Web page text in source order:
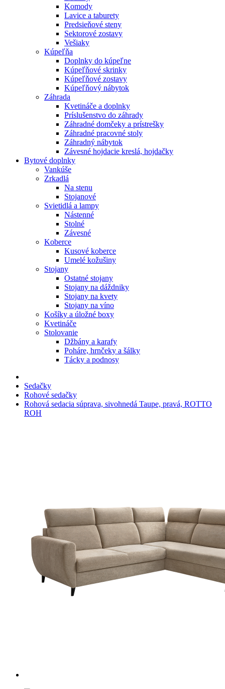
Komody
Lavice a taburety
Predsieňové steny
Sektorové zostavy
Vešiaky
Kúpeľňa
Doplnky do kúpeľne
Kúpeľňové skrinky
Kúpeľňové zostavy
Kúpeľňový nábytok
Záhrada
Kvetináče a doplnky
Príslušenstvo do záhrady
Záhradné domčeky a prístrešky
Záhradné pracovné stoly
Záhradný nábytok
Závesné hojdacie kreslá, hojdačky
Bytové doplnky
Vankúše
Zrkadlá
Na stenu
Stojanové
Svietidlá a lampy
Nástenné
Stolné
Závesné
Koberce
Kusové koberce
Umelé kožušiny
Stojany
Ostatné stojany
Stojany na dáždniky
Stojany na kvety
Stojany na víno
Košíky a úložné boxy
Kvetináče
Stolovanie
Džbány a karafy
Poháre, hrnčeky a šálky
Tácky a podnosy
Sedačky
Rohové sedačky
Rohová sedacia súprava, sivohnedá Taupe, pravá, ROTTO
ROH